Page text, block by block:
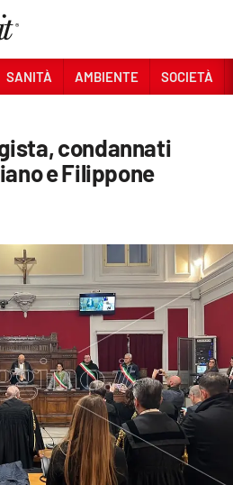
SANITÀ AMBIENTE SOCIETÀ
condannati
e Filippone